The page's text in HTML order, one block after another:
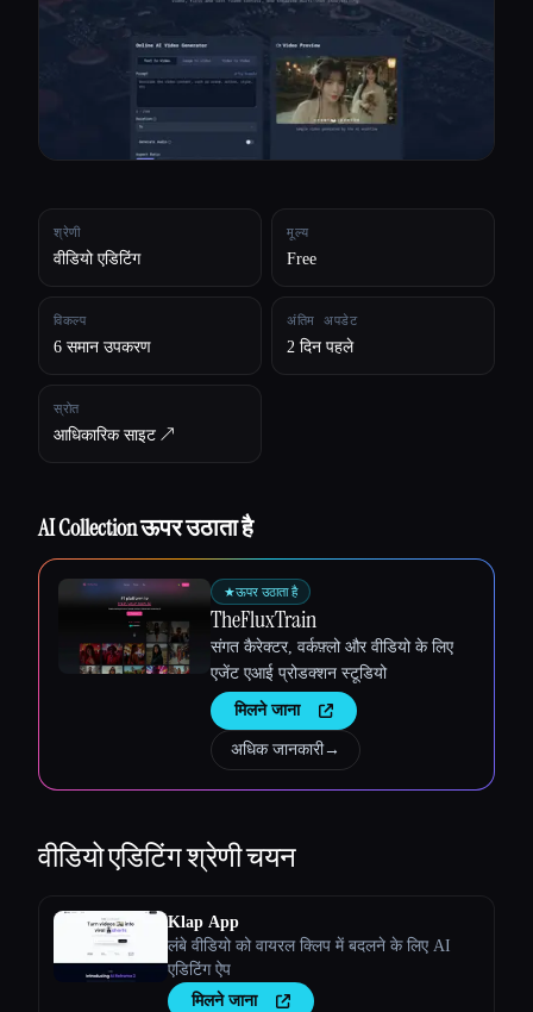
हमारे बारे में
श्रेणी
वीडियो एडिटिंग
मूल्य
Free
विकल्प
6 समान उपकरण
अंतिम अपडेट
2 दिन पहले
स्रोत
आधिकारिक साइट ↗︎
AI Collection ऊपर उठाता है
★ऊपर उठाता है
TheFluxTrain
संगत कैरेक्टर, वर्कफ़्लो और वीडियो के लिए
एजेंट एआई प्रोडक्शन स्टूडियो
मिलने जाना
अधिक जानकारी→
वीडियो एडिटिंगश्रेणी चयन
Klap App
लंबे वीडियो को वायरल क्लिप में बदलने के लिए AI
एडिटिंग ऐप
मिलने जाना